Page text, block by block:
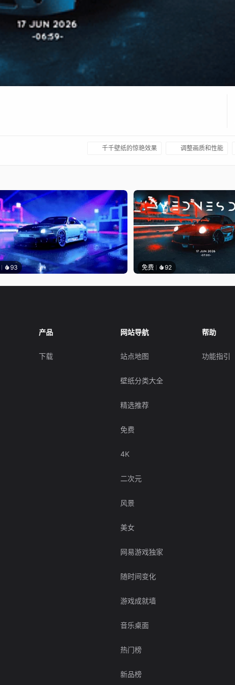
千千壁纸的惊艳效果 调整画质和性能
93 免费 92
产品
下载
网站导航
站点地图
壁纸分类大全
精选推荐
免费
4K
二次元
风景
美女
网易游戏独家
随时间变化
游戏成就墙
音乐桌面
热门榜
新品榜
帮助
功能指引